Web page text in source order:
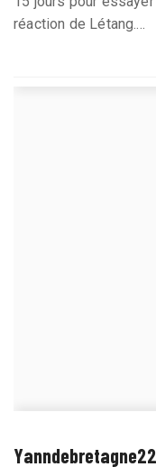
réaction de Létang....
Yanndebretagne22